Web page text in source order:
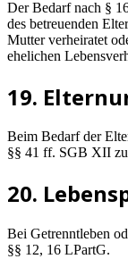
Der Bedarf nach §
des betreuenden
Mutter verheiratet
ehelichen
19.
Beim Bedarf der
§§ 41 ff. SGB XII
20.
Bei Getrenntleben
§§ 12, 16 LPartG.